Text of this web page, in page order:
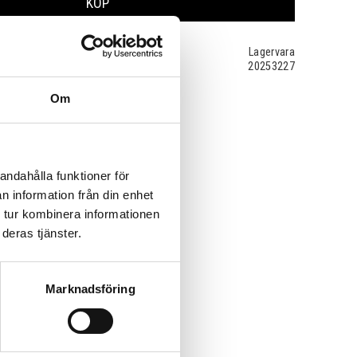
Om
funktioner för
information från din enhet
kombinera informationen
tjänster.
Marknadsföring
KÖP
Lagervara
20253227